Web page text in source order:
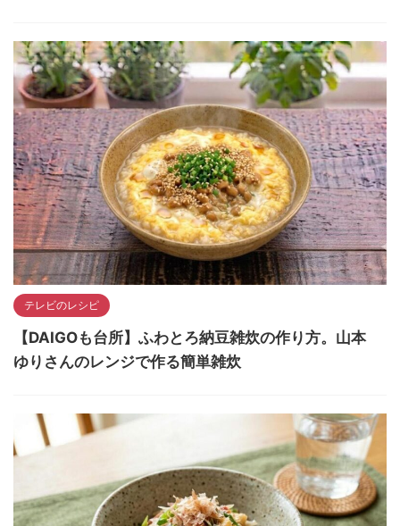
テレビのレシピ
【DAIGOも台所】ふわとろ納豆雑炊の作り方。山本
ゆりさんのレンジで作る簡単雑炊